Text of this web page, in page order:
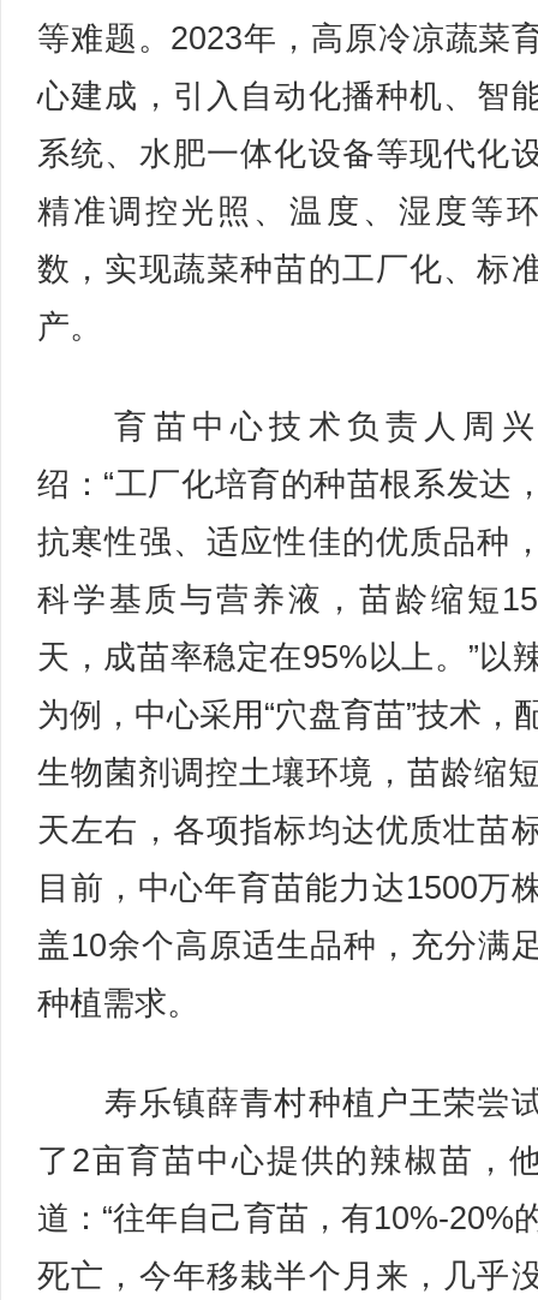
等难题。2023年，高原冷凉蔬菜
心建成，引入自动化播种机、智
系统、水肥一体化设备等现代化
精准调控光照、温度、湿度等
数，实现蔬菜种苗的工厂化、标
产。
育苗中心技术负责人周兴
绍：“工厂化培育的种苗根系发达
抗寒性强、适应性佳的优质品种
科学基质与营养液，苗龄缩短
天，成苗率稳定在95%以上。”以
为例，中心采用“穴盘育苗”技术，
生物菌剂调控土壤环境，苗龄缩
天左右，各项指标均达优质壮苗
目前，中心年育苗能力达1500万
盖10余个高原适生品种，充分满
种植需求。
寿乐镇薛青村种植户王荣尝
了2亩育苗中心提供的辣椒苗，
道：“往年自己育苗，有10%-20%
死亡，今年移栽半个月来，几乎